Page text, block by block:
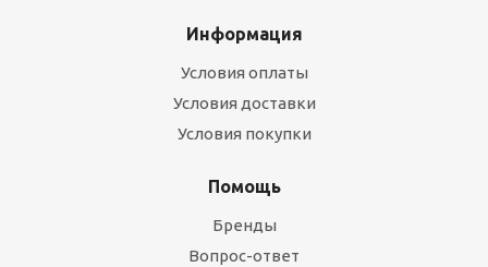
Информация
Условия оплаты
Условия доставки
Условия покупки
Помощь
Бренды
Вопрос-ответ